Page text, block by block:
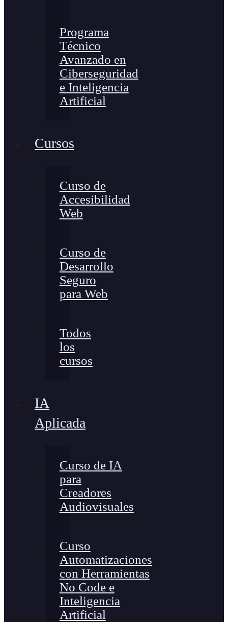
Programa
Técnico
Avanzado en
Ciberseguridad
e Inteligencia
Artificial
Cursos
Curso de
Accesibilidad
Web
Curso de
Desarrollo
Seguro
para Web
Todos
los
cursos
IA
Aplicada
Curso de IA
para
Creadores
Audiovisuales
Curso
Automatizaciones
con Herramientas
No Code e
Inteligencia
Artificial